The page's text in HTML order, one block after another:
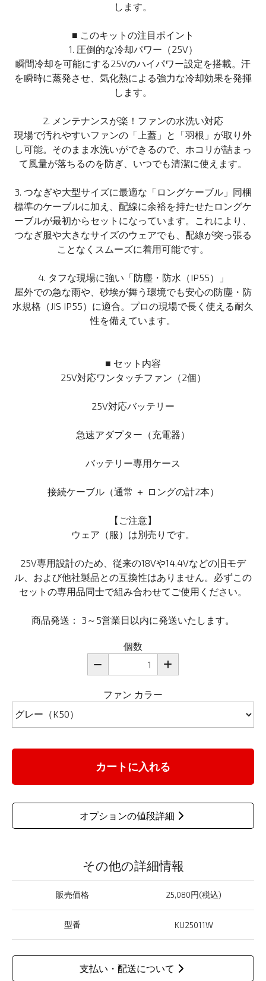
します。
■ このキットの注目ポイント
1. 圧倒的な冷却パワー（25V）
瞬間冷却を可能にする25Vのハイパワー設定を搭載。汗
を瞬時に蒸発させ、気化熱による強力な冷却効果を発揮
します。
2. メンテナンスが楽！ファンの水洗い対応
現場で汚れやすいファンの「上蓋」と「羽根」が取り外
し可能。そのまま水洗いができるので、ホコリが詰まっ
て風量が落ちるのを防ぎ、いつでも清潔に使えます。
3. つなぎや大型サイズに最適な「ロングケーブル」同梱
標準のケーブルに加え、配線に余裕を持たせたロングケ
ーブルが最初からセットになっています。これにより、
つなぎ服や大きなサイズのウェアでも、配線が突っ張る
ことなくスムーズに着用可能です。
4. タフな現場に強い「防塵・防水（IP55）」
屋外での急な雨や、砂埃が舞う環境でも安心の防塵・防
水規格（JIS IP55）に適合。プロの現場で長く使える耐久
性を備えています。
■ セット内容
25V対応ワンタッチファン（2個）
25V対応バッテリー
急速アダプター（充電器）
バッテリー専用ケース
接続ケーブル（通常 ＋ ロングの計2本）
【ご注意】
ウェア（服）は別売りです。
25V専用設計のため、従来の18Vや14.4Vなどの旧モデ
ル、および他社製品との互換性はありません。必ずこの
セットの専用品同士で組み合わせてご使用ください。
商品発送： 3～5営業日以内に発送いたします。
個数
ファン カラー
カートに入れる
オプションの値段詳細
その他の詳細情報
販売価格 25,080円(税込)
型番 KU25011W
支払い・配送について